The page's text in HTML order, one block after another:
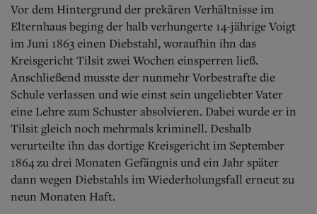
Vor dem Hintergrund der prekären Verhältnisse im
Elternhaus beging der halb verhungerte 14-jährige Voigt
im Juni 1863 einen Diebstahl, woraufhin ihn das
Kreisgericht Tilsit zwei Wochen einsperren ließ.
Anschließend musste der nunmehr Vorbestrafte die
Schule verlassen und wie einst sein ungeliebter Vater
eine Lehre zum Schuster absolvieren. Dabei wurde er in
Tilsit gleich noch mehrmals kriminell. Deshalb
verurteilte ihn das dortige Kreisgericht im September
1864 zu drei Monaten Gefängnis und ein Jahr später
dann wegen Diebstahls im Wiederholungsfall erneut zu
neun Monaten Haft.